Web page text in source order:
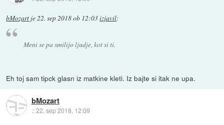
bMozart je22. sep 2018 ob 12:03izjavil:
Meni se pa smilijo ljudje, kot si ti.
Eh toj sam tipck glasn iz matkine kleti. Iz bajte si itak ne upa.
bMozart
::22. sep 2018, 12:09